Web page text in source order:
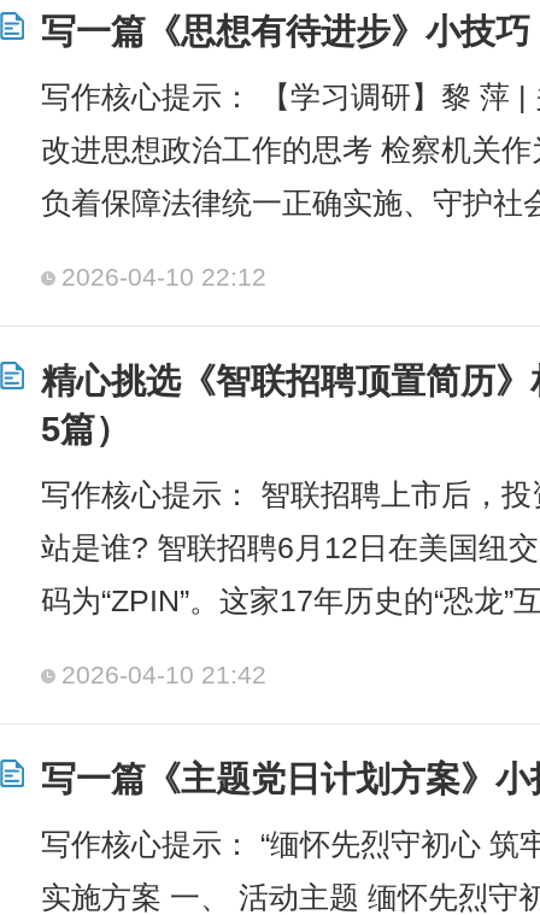
写一篇《思想有待进步》小技
写作核心提示： 【学习调研】黎 萍
改进思想政治工作的思考 检察机关
负着保障法律统一正确实施、守护社
2026-04-10 22:12
精心挑选《智联招聘顶置简历
5篇）
写作核心提示： 智联招聘上市后，
站是谁? 智联招聘6月12日在美国纽
码为“ZPIN”。这家17年历史的“恐龙”
2026-04-10 21:42
写一篇《主题党日计划方案》
写作核心提示： “缅怀先烈守初心 筑
实施方案 一、 活动主题 缅怀先烈守